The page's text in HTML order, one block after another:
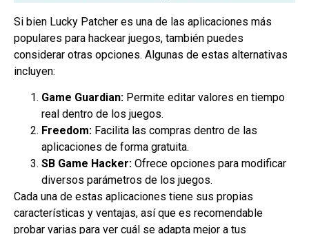
Si bien Lucky Patcher es una de las aplicaciones más
populares para hackear juegos, también puedes
considerar otras opciones. Algunas de estas alternativas
incluyen:
Game Guardian: Permite editar valores en tiempo
real dentro de los juegos.
Freedom: Facilita las compras dentro de las
aplicaciones de forma gratuita.
SB Game Hacker: Ofrece opciones para modificar
diversos parámetros de los juegos.
Cada una de estas aplicaciones tiene sus propias
características y ventajas, así que es recomendable
probar varias para ver cuál se adapta mejor a tus